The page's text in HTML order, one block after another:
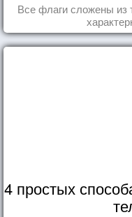
Все флаги сложены из
4 простых